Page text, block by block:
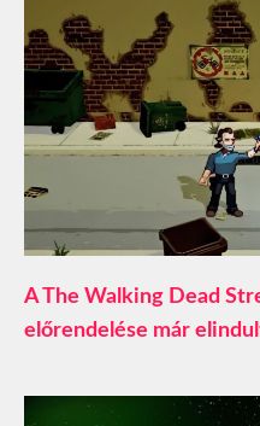
A The Walking Dead
előrendelése már